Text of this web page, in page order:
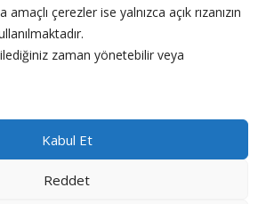
çerezler ise yalnızca açık rızanızın
zaman yönetebilir veya
Kabul Et
Reddet
doğru ve güncel haber sitesi.